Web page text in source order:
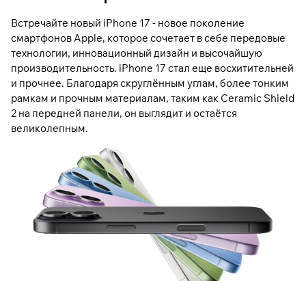
Встречайте новый iPhone 17 - новое поколение
смартфонов Apple, которое сочетает в себе передовые
технологии, инновационный дизайн и высочайшую
производительность. iPhone 17 стал еще восхитительней
и прочнее. Благодаря скруглённым углам, более тонким
рамкам и прочным материалам, таким как Ceramic Shield
2 на передней панели, он выглядит и остаётся
великолепным.